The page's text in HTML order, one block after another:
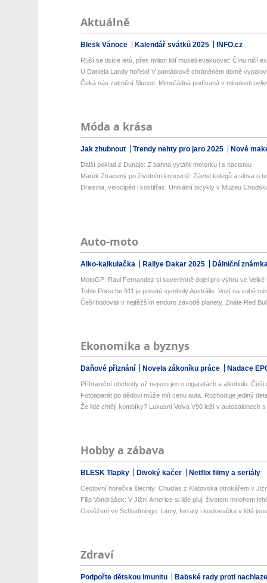
Aktuálně
Blesk Vánoce Kalendář svátků 2025 INFO.cz
Ruší se tisíce letů, přes milion lidí museli evakuovat: Čínu ničí
U Daniela Landy hořelo! V památkově chráněném domě
Čeká nás zatmění Slunce. Mimořádná podívaná v minulosti
Móda a krása
Jak zhubnout Trendy nehty pro jaro 2025 Nové
Další poklad z Dunaje: Z bahna vytáhli motorku i s nacistou
Marek Ztracený po životním koncertě: Závist kolegů a slova o
Draisina, velocipéd i kostitřas: Unikátní bicykly v Muzeu
Auto-moto
Alko-kalkulačka Rallye Dakar 2025 Dálniční
MotoGP: Raul Fernandez si suverénně dojel pro výhru ve Velké
Tohle Porsche 911 je poseté symboly Austrálie. Vozí na sobě
Češi bodovali v nejtěžším enduro závodě planety. Znáte Red
Ekonomika a byznys
Daňové přiznání Novela zákoníku práce Nadace
Příhraniční obchody už nejsou jen o cigaretách a alkoholu. Češi
Fotoaparát po dědovi může mít cenu auta. Rozhoduje jediný
Že lidé chtějí kombíky? Luxusní Volva V90 leží v autosalonech s
Hobby a zábava
BLESK Tlapky Divoký kačer Netflix filmy a seriály
Cestovní horečka šlechty: Chuďas z Klatovska otrokářem v
Filip Vondrášek: V Jižní Americe si lidé plují životem mnohem
Osvěžení ve Schladmingu: Lamy, ferraty i koulovačka v létě
Zdraví
Podpořte dětskou imunitu
Babské rady proti